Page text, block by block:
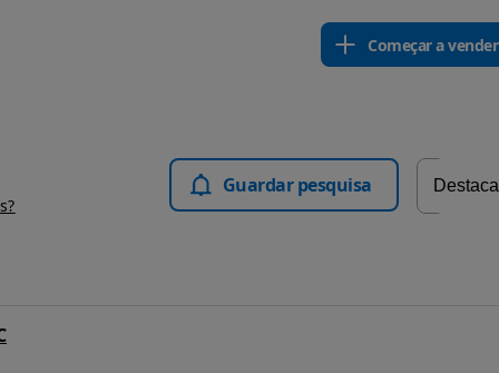
Começar a vender
Guardar pesquisa